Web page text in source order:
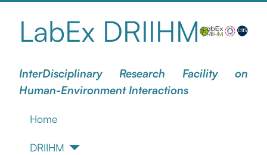
LabEx DRIIHM
InterDisciplinary Research Facility on
Human-Environment Interactions
Home
DRIIHM